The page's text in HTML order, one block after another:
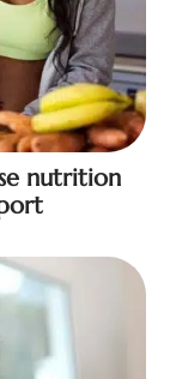
nutrition